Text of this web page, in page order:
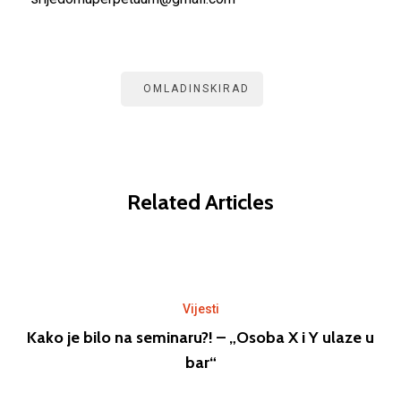
OMLADINSKIRAD
Related Articles
Vijesti
Kako je bilo na seminaru?! – „Osoba X i Y ulaze u
bar“